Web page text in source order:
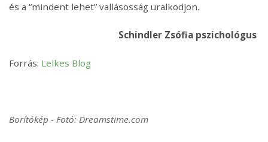
és a “mindent lehet” vallásosság uralkodjon.
Schindler Zsófia pszichológus
Forrás: Lelkes Blog
Borítókép - Fotó: Dreamstime.com